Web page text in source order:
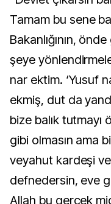
Tamam bu sene
Bakanlığının,
şeye
nar ektim. ‘Yusuf
ekmiş, dut da
bize balık tutmayı
gibi olmasın ama
veyahut kardeşi
defnedersin, eve
Allah bu gerçek